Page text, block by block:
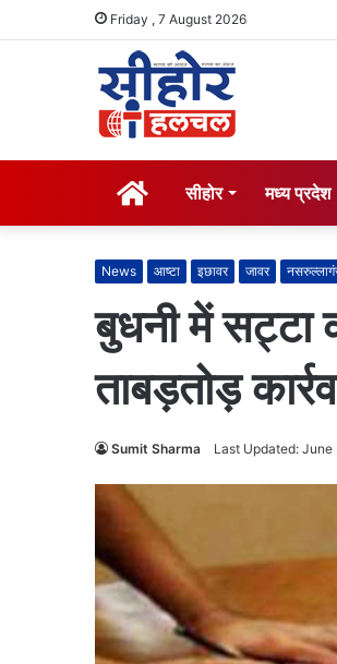
Friday , 7 August 2026
सीहोर मध्य प्रदेश
News आष्टा इछावर जावर
बुधनी में सट्टा
ताबड़तोड़
Sumit Sharma Last Updated: June